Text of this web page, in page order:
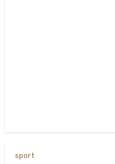
sport